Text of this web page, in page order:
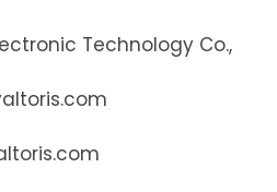
Technology Co.,